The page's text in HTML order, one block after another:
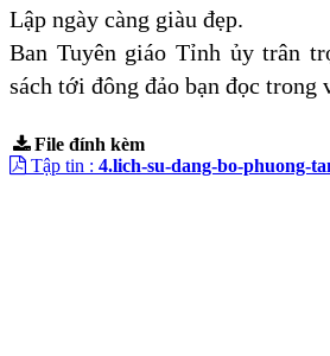
Lập ngày càng giàu đẹp.
Ban Tuyên giáo Tỉnh ủy trân
sách tới đông đảo bạn đọc trong
File đính kèm
Tập tin : 4.lich-su-dang-bo-phuong-